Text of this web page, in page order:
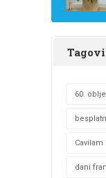
Tagovi
60.
Cavilam
dani